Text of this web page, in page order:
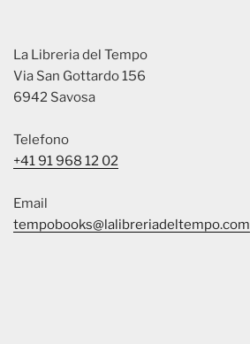
La Libreria del Tempo
Via San Gottardo 156
6942 Savosa
Telefono
+41 91 968 12 02
Email
tempobooks@lalibreriadeltempo.com